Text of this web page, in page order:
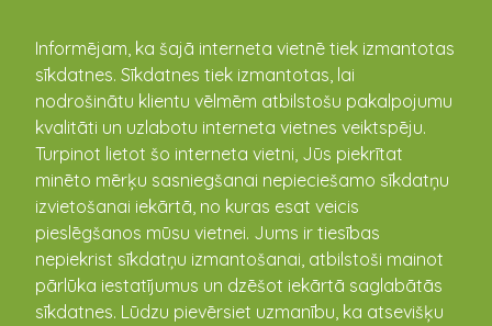
Informējam, ka šajā interneta vietnē tiek izmantotas
sīkdatnes. Sīkdatnes tiek izmantotas, lai
nodrošinātu klientu vēlmēm atbilstošu pakalpojumu
kvalitāti un uzlabotu interneta vietnes veiktspēju.
Turpinot lietot šo interneta vietni, Jūs piekrītat
minēto mērķu sasniegšanai nepieciešamo sīkdatņu
izvietošanai iekārtā, no kuras esat veicis
pieslēgšanos mūsu vietnei. Jums ir tiesības
nepiekrist sīkdatņu izmantošanai, atbilstoši mainot
pārlūka iestatījumus un dzēšot iekārtā saglabātās
sīkdatnes. Lūdzu pievērsiet uzmanību, ka atsevišķu
kandava.lv
PASĀKUMU
KALENDĀRS